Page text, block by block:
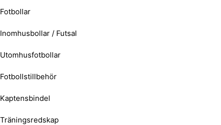
Fotbollar
Inomhusbollar / Futsal
Utomhusfotbollar
Fotbollstillbehör
Kaptensbindel
Träningsredskap